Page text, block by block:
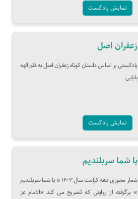
نمایش پادکست
زعفران اصل
پادکستی بر اساس داستان کوتاه زعفران اصل به قلم الهه
بابایی
نمایش پادکست
با شما سربلندیم
شعار محوری دهه کرامت سال ۱۴۰۳ « با شما سربلندیم
» برگرفته از روایتی که تصریح می کند «الامام عز